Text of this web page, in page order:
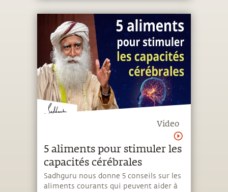
Video
5 aliments pour stimuler les
capacités cérébrales
Sadhguru nous donne 5 conseils sur les
aliments courants qui peuvent aider à